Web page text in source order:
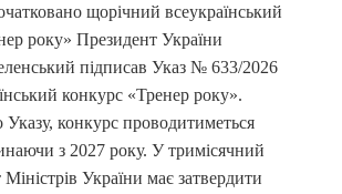
щорічний всеукраїнський
року» Президент України
підписав Указ № 633/2026
конкурс «Тренер року».
Указу, конкурс проводитиметься
з 2027 року. У тримісячний
України має затвердити